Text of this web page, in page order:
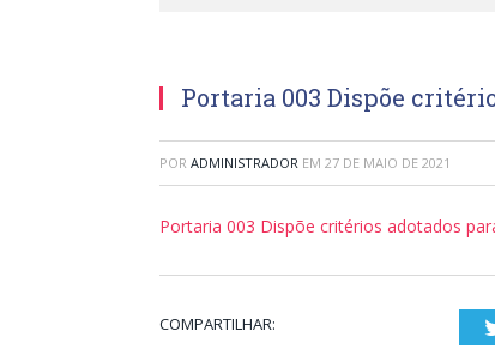
Portaria 003 Dispõe
POR ADMINISTRADOR EM 27 DE MAIO DE 2021
Portaria 003 Dispõe critérios adotados
COMPARTILHAR: